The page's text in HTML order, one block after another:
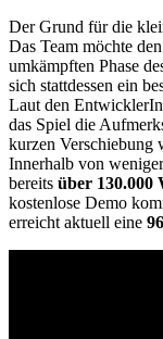
Der Grund für die
Das Team möchte
umkämpften Phase
sich stattdessen ein
Laut den
das Spiel die
kurzen Verschiebung
Innerhalb von
bereits über 130.000
kostenlose Demo
erreicht aktuell eine